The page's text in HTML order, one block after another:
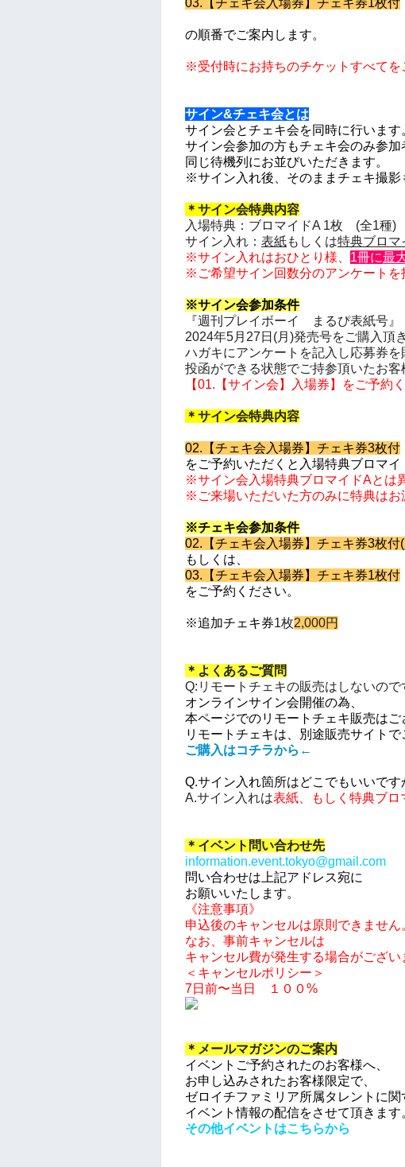
03.【チェキ会入場券】チェキ券1枚付
の順番でご案内します。
※受付時にお持ちのチケットすべてを
サイン&チェキ会とは
サイン会とチェキ会を同時に行います
サイン会参加の方もチェキ会のみ参加
同じ待機列にお並びいただきます。
※サイン入れ後、 そのままチェキ撮
＊サイン会特典内容
入場特典：ブロマイドA 1枚 (全1種)
サイン入れ： 表紙もしくは特典ブロマ
※サイン入れはおひとり様、 1冊に最
※ご希望サイン回数分のアンケートを
※サイン会参加条件
『週刊プレイボーイ まるぴ表紙号 』
2024年5月27日 (月 )発売号をご購入頂き
ハガキにアンケートを記入し応募券を
投函ができる状態でご持参頂いたお客
【01.【サイン会】入場券】
をご予約
＊サイン会特典内容
02.【チェキ会入場券】チェキ券3枚付
をご予約いただくと入場特典ブロマイ
※サイン会入場特典ブロマイドAとは
※ご来場いただいた方のみに特典はお
※チェキ会参加条件
02.【チェキ会入場券】チェキ券3枚
もしくは、
03.【チェキ会入場券】チェキ券1枚付
をご予約ください。
※追加チェキ券1枚2,000円
＊よくあるご質問
Q:リモートチェキの販売はしないので
オンラインサイン会開催の為、
本ページでのリモートチェキ販売はご
リモートチェキは、別途販売サイトで
ご購入はコチラから←
Q.サイン入れ箇所はどこでもいいです
A.サイン入れは表紙、もしく特典ブロ
＊イベント問い合わせ先
information.event.tokyo@gmail.com
問い合わせは上記アドレス宛に
お願いいたします。
《注意事項》
申込後のキャンセルは原則できません
なお、事前キャンセルは
キャンセル費が発生する場合がござい
＜キャンセルポリシー＞
7日前〜当日 １００%
＊メールマガジンのご案内
イベントご予約されたのお客様へ、
お申し込みされたお客様限定で、
ゼロイチファミリア所属タレントに関
イベント情報の配信をさせて頂きます
その他イベントはこちらから